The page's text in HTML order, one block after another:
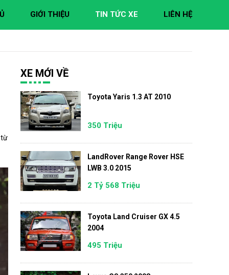
GIỚI THIỆU TIN TỨC XE LIÊN HỆ
từ
XE MỚI VỀ
Toyota Yaris 1.3 AT 2010
350 Triệu
LandRover Range Rover HSE
LWB 3.0 2015
2 Tỷ 568 Triệu
Toyota Land Cruiser GX 4.5
2004
495 Triệu